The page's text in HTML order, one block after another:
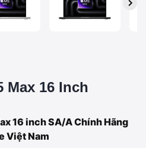
Max 16 Inch
16 inch SA/A Chính Hãng
Việt Nam